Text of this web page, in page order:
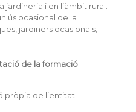
jardineria i en l’àmbit rural.
ús ocasional de la
jardiners ocasionals,
de la formació
pròpia de l’entitat